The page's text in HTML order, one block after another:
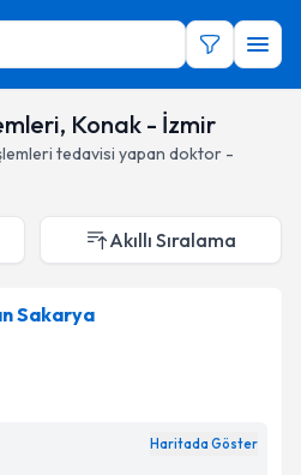
Konak - İzmir
tedavisi yapan doktor -
Akıllı Sıralama
Sakarya
Haritada Göster